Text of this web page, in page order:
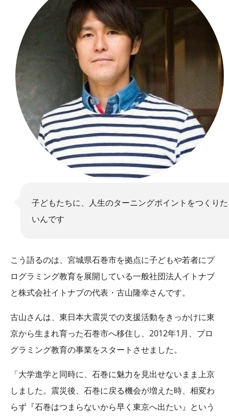
子どもたちに、人生のターニングポイントをつくりた
いんです
こう語るのは、宮城県石巻市を拠点に子どもや若者にプ
ログラミング教育を展開している一般社団法人イトナブ
と株式会社イトナブの代表・古山隆幸さんです。
古山さんは、東日本大震災での支援活動をきっかけに東
京から生まれ育った石巻市へ移住し、2012年1月、プロ
グラミング教育の事業をスタートさせました。
「大学進学と同時に、石巻に魅力を見出せないまま上京
しました。震災後、石巻に戻る機会が増えた時、相変わ
らず『石巻はつまらないから早く東京へ出たい』という